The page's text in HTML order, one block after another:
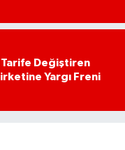
Değiştiren
Yargı Freni